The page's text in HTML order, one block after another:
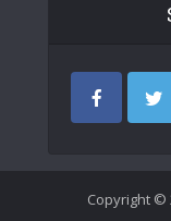
Copyright ©